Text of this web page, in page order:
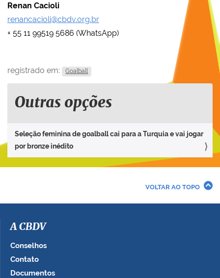
Renan Cacioli
renancacioli@cbdv.org.br
+ 55 11 99519 5686 (WhatsApp)
registrado em: Goalball
Outras opções
Seleção feminina de goalball cai para a Turquia e vai jogar
por bronze inédito
VOLTAR AO TOPO
A CBDV
Conselhos
Contato
Documentos